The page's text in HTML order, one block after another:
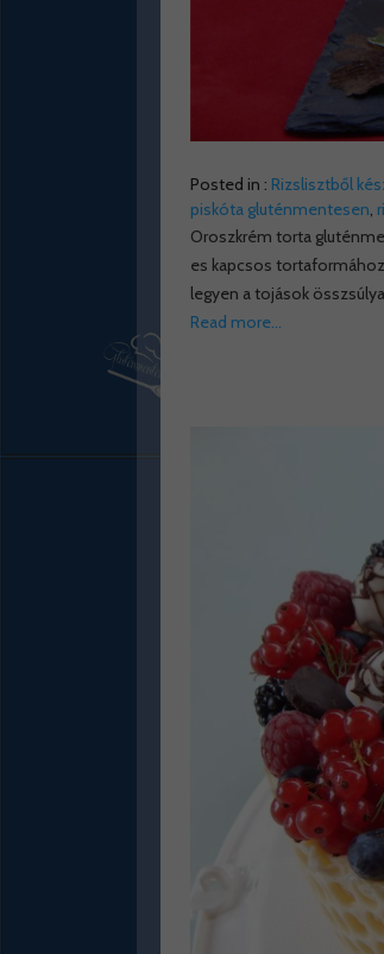
Posted in : Rizslisztből
piskóta gluténmentesen,
Oroszkrém torta
es kapcsos
legyen a tojások
Read more…